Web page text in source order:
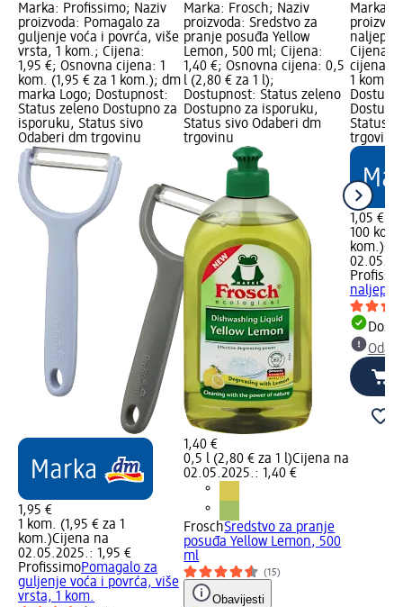
Marka: Profissimo; Naziv
proizvoda: Pomagalo za
guljenje voća i povrća, više
vrsta, 1 kom.; Cijena:
1,95 €; Osnovna cijena: 1
kom. (1,95 € za 1 kom.); dm
marka Logo; Dostupnost:
Status zeleno Dostupno za
isporuku, Status sivo
Odaberi dm trgovinu
1,95 €
1 kom. (1,95 € za 1
kom.)Cijena na
02.05.2025.: 1,95 €
ProfissimoPomagalo za
guljenje voća i povrća, više
vrsta, 1 kom.
Marka: Frosch; Naziv
proizvoda: Sredstvo za
pranje posuđa Yellow
Lemon, 500 ml; Cijena:
1,40 €; Osnovna cijena: 0,5
l (2,80 € za 1 l);
Dostupnost: Status zeleno
Dostupno za isporuku,
Status sivo Odaberi dm
trgovinu
1,40 €
0,5 l (2,80 € za 1 l)Cijena na
02.05.2025.: 1,40 €
FroschSredstvo za pranje
posuđa Yellow Lemon, 500
ml
(15)
Obavijesti
Marka:
Cijena:
cijena:
1 kom.);
Status
trgovinu
1,05 €
100
kom.)